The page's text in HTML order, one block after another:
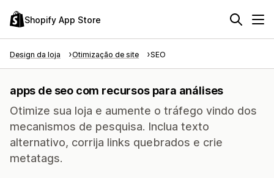
Shopify App Store
Design da loja Otimização de site SEO
apps de seo com recursos para análises
Otimize sua loja e aumente o tráfego vindo dos
mecanismos de pesquisa. Inclua texto
alternativo, corrija links quebrados e crie
metatags.